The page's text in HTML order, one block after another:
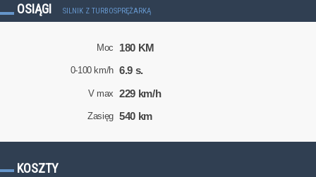
OSIĄGI SILNIK Z TURBOSPRĘŻARKĄ
Moc 180 KM
0-100 km/h 6.9 s.
V max 229 km/h
Zasięg 540 km
KOSZTY